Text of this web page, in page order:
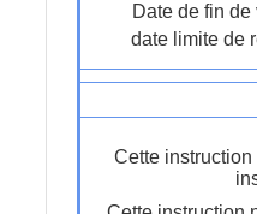
Date de fin
date limite de
Cette